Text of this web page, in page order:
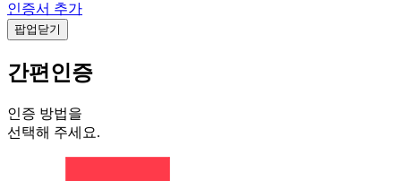
인증서 추가
팝업닫기
간편인증
인증 방법을
선택해 주세요.